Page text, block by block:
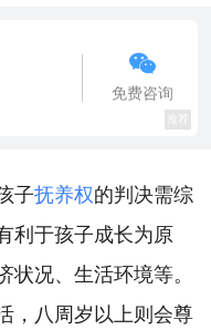
免费咨询
子抚养权的判决需综
利于孩子成长为原
状况、生活环境等。
，八周岁以上则会尊